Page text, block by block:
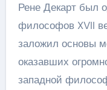
Рене Декарт был
философов XVII
заложил основы
оказавших
западной